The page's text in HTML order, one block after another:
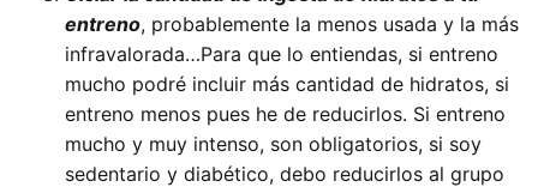
entreno, probablemente la menos usada y la más
infravalorada…Para que lo entiendas, si entreno
mucho podré incluir más cantidad de hidratos, si
entreno menos pues he de reducirlos. Si entreno
mucho y muy intenso, son obligatorios, si soy
sedentario y diabético, debo reducirlos al grupo